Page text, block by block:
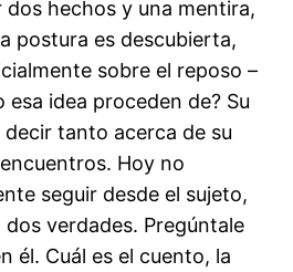
dos hechos y una mentira,
postura es descubierta,
sobre el reposo –
esa idea proceden de? Su
tanto acerca de su
Hoy no
seguir desde el sujeto,
dos verdades. Pregúntale
él. Cuál es el cuento, la